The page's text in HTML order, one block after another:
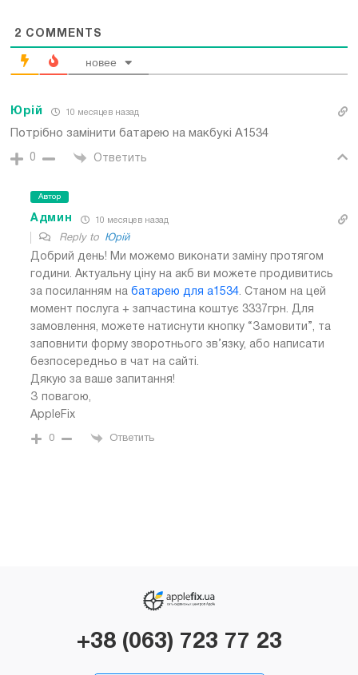
2 COMMENTS
новее
Юрій 10 месяцев назад
Потрібно замінити батарею на макбукі А1534
0 Ответить
Автор
Админ 10 месяцев назад
Reply to Юрій
Добрий день! Ми можемо виконати заміну протягом
години. Актуальну ціну на акб ви можете продивитись
за посиланням на батарею для a1534. Станом на цей
момент послуга + запчастина коштує 3337грн. Для
замовлення, можете натиснути кнопку “Замовити”, та
заповнити форму зворотнього зв’язку, або написати
безпосередньо в чат на сайті.
Дякую за ваше запитання!
З повагою,
AppleFix
0 Ответить
+38 (063) 723 77 23